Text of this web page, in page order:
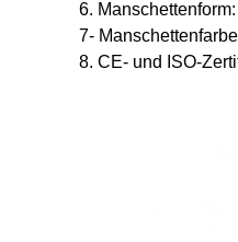
6.
7-
8. CE- und ISO-